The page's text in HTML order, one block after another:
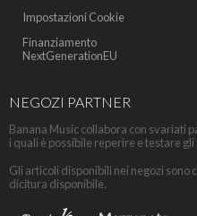
Impostazioni Cookie
Finanziamento
NextGenerationEU
NEGOZI PARTNER
Banana Music collabora con svariati
i quali è possibile reperire e testare
Gli articoli disponibili nei negozi
dicitura disponibile.